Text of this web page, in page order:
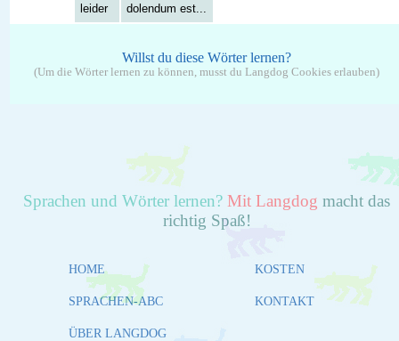
leider dolendum est...
Willst du diese Wörter lernen?
(Um die Wörter lernen zu können, musst du Langdog Cookies erlauben)
Sprachen und Wörter lernen? Mit Langdog macht das
richtig Spaß!
HOME
SPRACHEN-ABC
ÜBER LANGDOG
KOSTEN
KONTAKT